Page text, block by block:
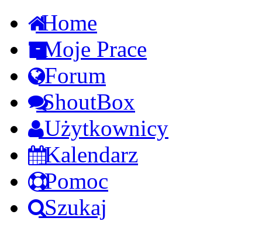
Home
Moje Prace
Forum
ShoutBox
Użytkownicy
Kalendarz
Pomoc
Szukaj